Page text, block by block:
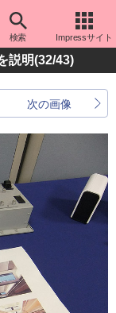
検索 Impressサイト
説明(32/43)
次の画像